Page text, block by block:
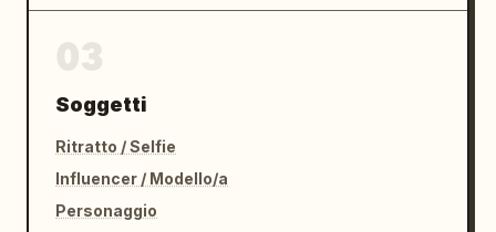
Soggetti
Ritratto / Selfie
Influencer / Modello/a
Personaggio